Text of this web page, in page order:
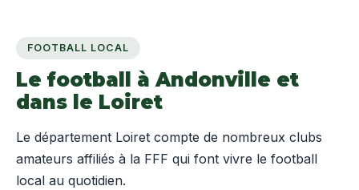
FOOTBALL LOCAL
Le football à Andonville et
dans le Loiret
Le département Loiret compte de nombreux clubs
amateurs affiliés à la FFF qui font vivre le football
local au quotidien.